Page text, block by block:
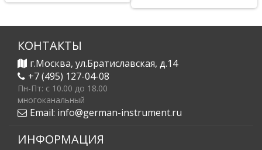
КОНТАКТЫ
г.Москва, ул.Братиславская, д.14
+7 (495) 127-04-08
Пн-Пт: c 10.00 до 18.00
многоканальный
Email: info@german-instrument.ru
ИНФОРМАЦИЯ